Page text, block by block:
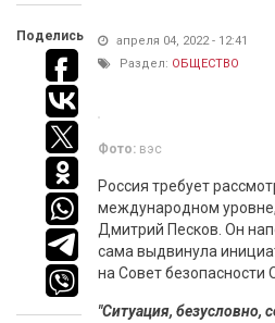
Поделись
апреля 04, 2022 - 12:41
Раздел: ОБЩЕСТВО
Фото: вэс
Россия требует
международном
Дмитрий Песков. Он
сама выдвинула
на Совет безопасности
"Ситуация, безусловно,